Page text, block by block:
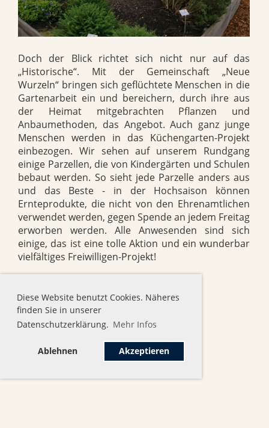
Diese Website benutzt Cookies. Näheres
finden Sie in unserer
Datenschutzerklärung. Mehr Infos
Ablehnen Akzeptieren
Doch der Blick richtet sich nicht nur auf das
„Historische“. Mit der Gemeinschaft „Neue
Wurzeln“ bringen sich geflüchtete Menschen in die
Gartenarbeit ein und bereichern, durch ihre aus
der Heimat mitgebrachten Pflanzen und
Anbaumethoden, das Angebot. Auch ganz junge
Menschen werden in das Küchengarten-Projekt
einbezogen. Wir sehen auf unserem Rundgang
einige Parzellen, die von Kindergärten und Schulen
bebaut werden. So sieht jede Parzelle anders aus
und das Beste - in der Hochsaison können
Ernteprodukte, die nicht von den Ehrenamtlichen
verwendet werden, gegen Spende an jedem Freitag
erworben werden. Alle Anwesenden sind sich
einige, das ist eine tolle Aktion und ein wunderbar
vielfältiges Freiwilligen-Projekt!